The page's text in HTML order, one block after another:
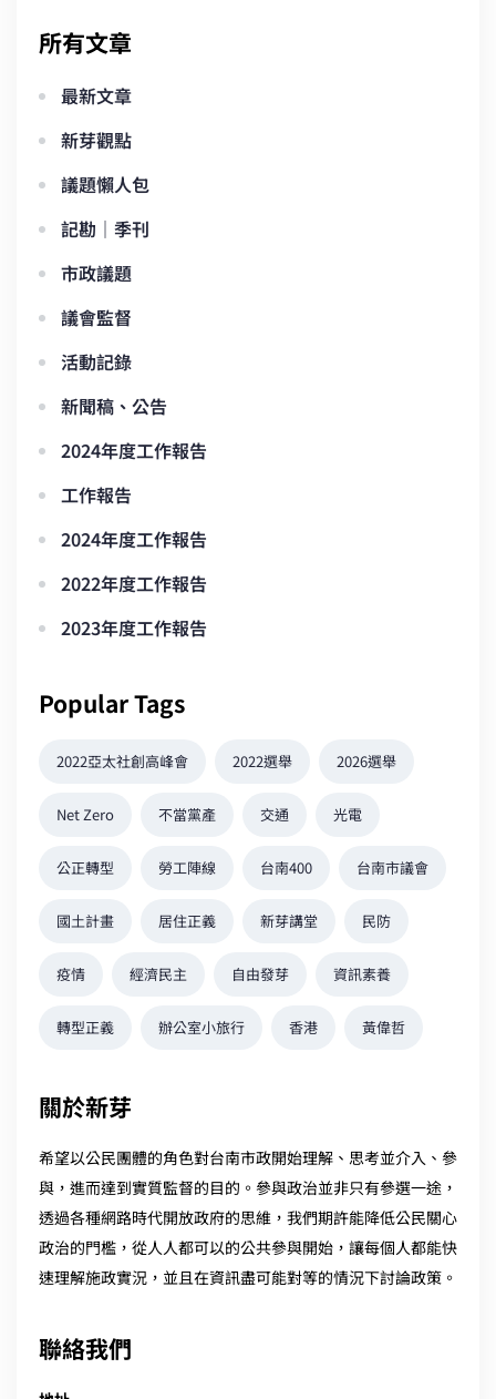
所有文章
最新文章
新芽觀點
議題懶人包
記勘｜季刊
市政議題
議會監督
活動記錄
新聞稿、公告
2024年度工作報告
工作報告
2024年度工作報告
2022年度工作報告
2023年度工作報告
Popular Tags
2022亞太社創高峰會 2022選舉 2026選舉
Net Zero 不當黨產 交通 光電
公正轉型 勞工陣線 台南400 台南市議會
國土計畫 居住正義 新芽講堂 民防
疫情 經濟民主 自由發芽 資訊素養
轉型正義 辦公室小旅行 香港 黃偉哲
關於新芽
希望以公民團體的角色對台南市政開始理解、思考並介入、參
與，進而達到實質監督的目的。參與政治並非只有參選一途，
透過各種網路時代開放政府的思維，我們期許能降低公民關心
政治的門檻，從人人都可以的公共參與開始，讓每個人都能快
速理解施政實況，並且在資訊盡可能對等的情況下討論政策。
聯絡我們